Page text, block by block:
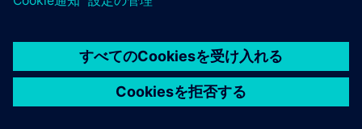
Simcenter S-Frame Foundation
Structural design software for deep and shallow
foundation analysis and design, supporting civil,